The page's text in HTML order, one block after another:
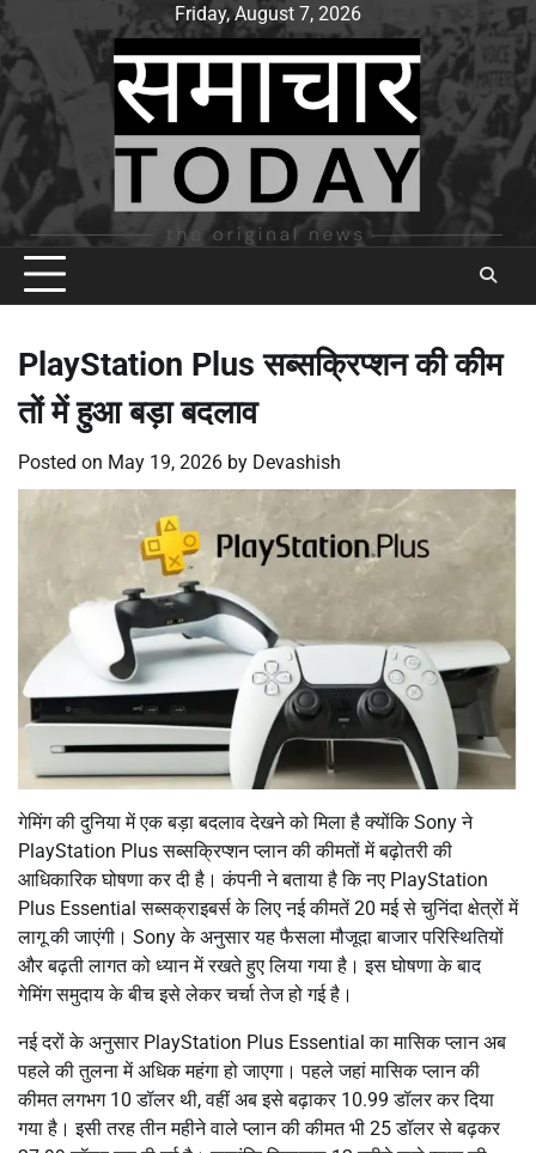
Skip
to
content
Friday, August 7, 2026
PlayStation Plus सब्सक्रिप्शन की कीम
तों में हुआ बड़ा बदलाव
Posted on May 19, 2026 by Devashish
गेमिंग की दुनिया में एक बड़ा बदलाव देखने को मिला है क्योंकि Sony ने
PlayStation Plus सब्सक्रिप्शन प्लान की कीमतों में बढ़ोतरी की
आधिकारिक घोषणा कर दी है। कंपनी ने बताया है कि नए PlayStation
Plus Essential सब्सक्राइबर्स के लिए नई कीमतें 20 मई से चुनिंदा क्षेत्रों में
लागू की जाएंगी। Sony के अनुसार यह फैसला मौजूदा बाजार परिस्थितियों
और बढ़ती लागत को ध्यान में रखते हुए लिया गया है। इस घोषणा के बाद
गेमिंग समुदाय के बीच इसे लेकर चर्चा तेज हो गई है।
नई दरों के अनुसार PlayStation Plus Essential का मासिक प्लान अब
पहले की तुलना में अधिक महंगा हो जाएगा। पहले जहां मासिक प्लान की
कीमत लगभग 10 डॉलर थी, वहीं अब इसे बढ़ाकर 10.99 डॉलर कर दिया
गया है। इसी तरह तीन महीने वाले प्लान की कीमत भी 25 डॉलर से बढ़कर